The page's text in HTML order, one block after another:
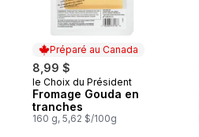
Préparé au Canada
8,99 $
Préparé au Canada
le Choix du Président
Fromage Gouda en
tranches
160 g, 5,62 $/100g